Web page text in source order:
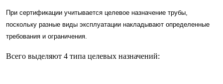
При сертификации учитывается целевое назначение трубы,
поскольку разные виды эксплуатации накладывают определенные
требования и ограничения.
Всего выделяют 4 типа целевых назначений: